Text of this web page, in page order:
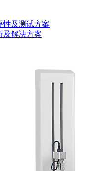
性及测试方案
及解决方案